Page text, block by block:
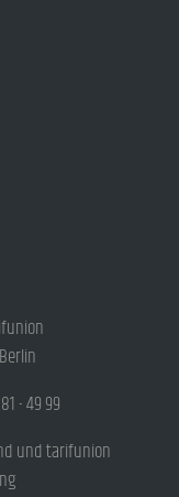
- 49 99
und tarifunion